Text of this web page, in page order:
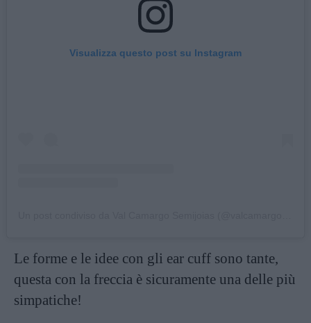
Visualizza questo post su Instagram
Le forme e le idee con gli ear cuff sono tante,
questa con la freccia è sicuramente una delle più
simpatiche!